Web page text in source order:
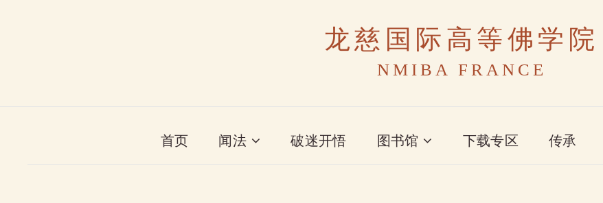
龙慈国际高等佛学院
NMIBA FRANCE
首页 闻法 破迷开悟 图书馆 下载专区 传承